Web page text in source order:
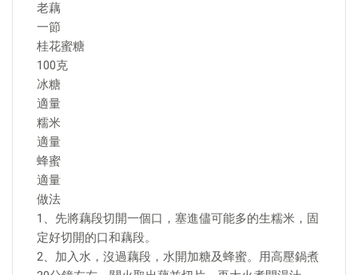
老藕
一節
桂花蜜糖
100克
冰糖
適量
糯米
適量
蜂蜜
適量
做法
1、先將藕段切開一個口，塞進儘可能多的生糯米，固
定好切開的口和藕段。
2、加入水，沒過藕段，水開加糖及蜂蜜。用高壓鍋煮